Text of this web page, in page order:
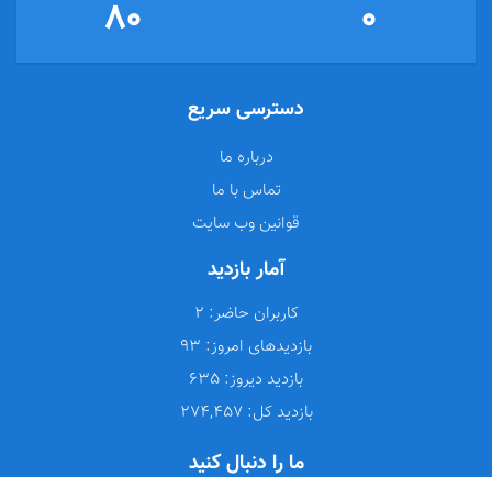
0
80
دسترسی سریع
درباره ما
تماس با ما
قوانین وب سایت
آمار بازدید
کاربران حاضر:
بازدیدهای امروز:
بازدید دیروز:
بازدید کل: 274,457
ما را دنبال کنید